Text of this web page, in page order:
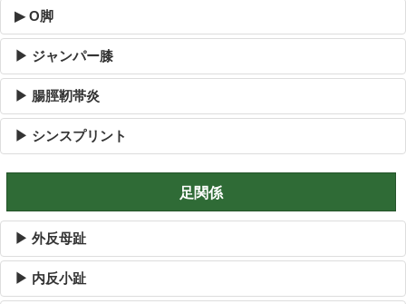
▶ O脚
▶ ジャンパー膝
▶ 腸脛靭帯炎
▶ シンスプリント
足関係
▶ 外反母趾
▶ 内反小趾